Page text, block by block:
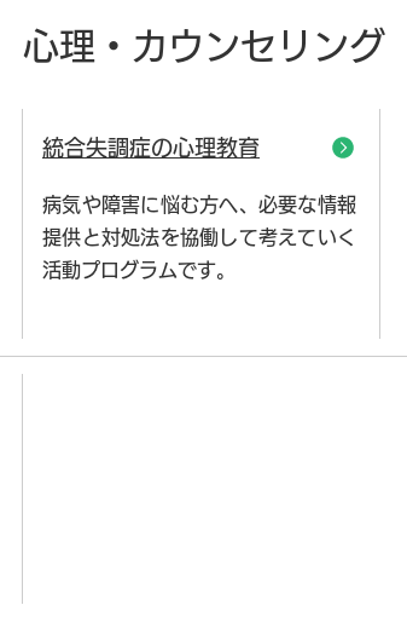
心理・カウンセリング
統合失調症の心理教育
病気や障害に悩む方へ、必要な情報
提供と対処法を協働して考えていく
活動プログラムです。